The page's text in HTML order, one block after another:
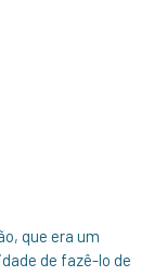
que era um
de fazê-lo de